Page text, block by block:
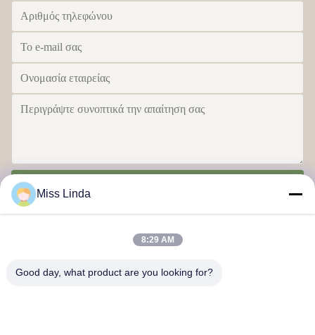
Miss Linda
8:29 AM
Good day, what product are you looking for?